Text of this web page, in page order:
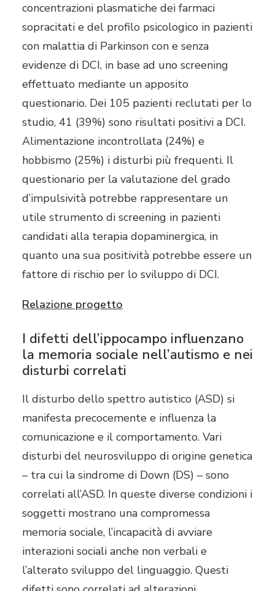
concentrazioni plasmatiche dei farmaci
sopracitati e del profilo psicologico in pazienti
con malattia di Parkinson con e senza
evidenze di DCI, in base ad uno screening
effettuato mediante un apposito
questionario. Dei 105 pazienti reclutati per lo
studio, 41 (39%) sono risultati positivi a DCI.
Alimentazione incontrollata (24%) e
hobbismo (25%) i disturbi più frequenti. Il
questionario per la valutazione del grado
d’impulsività potrebbe rappresentare un
utile strumento di screening in pazienti
candidati alla terapia dopaminergica, in
quanto una sua positività potrebbe essere un
fattore di rischio per lo sviluppo di DCI.
Relazione progetto
I difetti dell’ippocampo influenzano
la memoria sociale nell’autismo e nei
disturbi correlati
Il disturbo dello spettro autistico (ASD) si
manifesta precocemente e influenza la
comunicazione e il comportamento. Vari
disturbi del neurosviluppo di origine genetica
– tra cui la sindrome di Down (DS) – sono
correlati all’ASD. In queste diverse condizioni i
soggetti mostrano una compromessa
memoria sociale, l’incapacità di avviare
interazioni sociali anche non verbali e
l’alterato sviluppo del linguaggio. Questi